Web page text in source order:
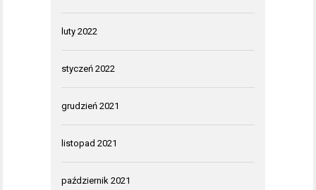
luty 2022
styczeń 2022
grudzień 2021
listopad 2021
październik 2021